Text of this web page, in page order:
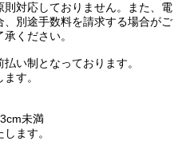
対応しておりません。また、電
別途手数料を請求する場合がご
ください。
い制となっております。
す。
未満
ます。